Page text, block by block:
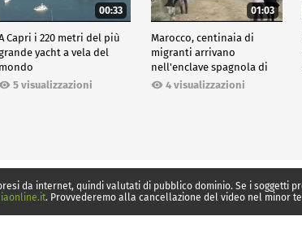
00:33
Capri i 220 metri del più
yacht a vela del
mondo
5 visualizzazioni
01:03
Marocco, centinaia di
migranti arrivano
nell'enclave spagnola di
Ceuta4 visualizzazioni
da internet, quindi valutati di pubblico dominio. Se i
. Provvederemo alla cancellazione del video nel minor